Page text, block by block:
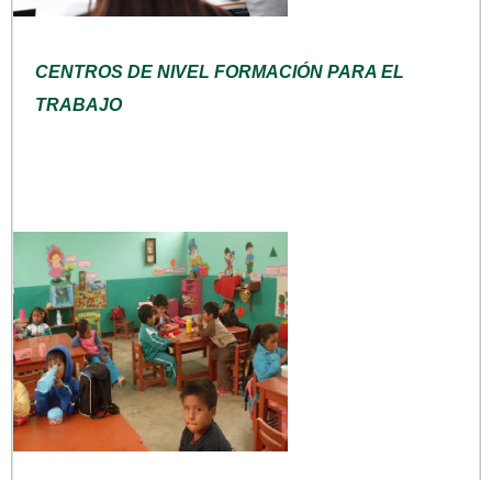
CENTROS DE NIVEL FORMACIÓN PARA EL
TRABAJO